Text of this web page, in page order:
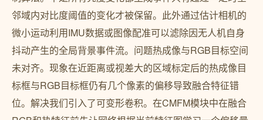
邻域内对比度阈值的变化才被保留。此外通过估计相机的
微小运动利用IMU数据或图像配准可以滤除因无人机自身
抖动产生的全局背景事件流。问题热成像与RGB目标空间
未对齐。现象在近距离或视差大的区域标定后的热成像目
标框与RGB目标框仍有几个像素的偏移导致融合特征错
位。解决我们引入了可变形卷积。在CMFM模块中在融合